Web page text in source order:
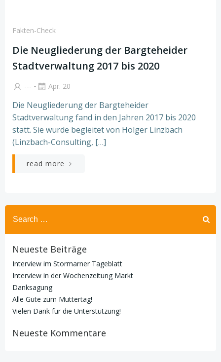
Fakten-Check
Die Neugliederung der Bargteheider
Stadtverwaltung 2017 bis 2020
--- - Apr. 20
Die Neugliederung der Bargteheider
Stadtverwaltung fand in den Jahren 2017 bis 2020
statt. Sie wurde begleitet von Holger Linzbach
(Linzbach-Consulting, […]
read more
Search
for:
Neueste Beiträge
Interview im Stormarner Tageblatt
Interview in der Wochenzeitung Markt
Danksagung
Alle Gute zum Muttertag!
Vielen Dank für die Unterstützung!
Neueste Kommentare